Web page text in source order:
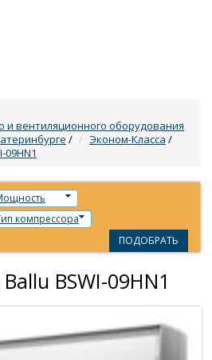
и вентиляционного оборудования
/ Эконом-Класса /
компрессора
ПОДОБРАТЬ
BSWI-09HN1